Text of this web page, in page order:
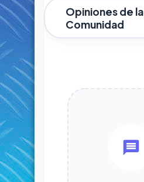
Opiniones de la
Comunidad